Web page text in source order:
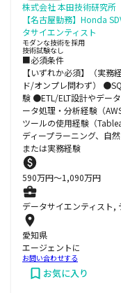
株式会社 本田技術研究所
【名古屋勤務】Honda
タサイエンティスト
モダンな技術を採用
技術試験なし
■必須条件
【いずれか必須】（実
ド/オンプレ問わず）
験 ●ETL/ELT設計やデー
ータ処理・分析経験（
ツールの使用経験（
ディープラーニング、自
または実務経験
590万円〜1,090万円
データサイエンティスト,
愛知県
エージェントに
お問い合わせする
お気に入り